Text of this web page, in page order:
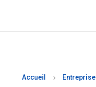
Accueil 5 Entreprise